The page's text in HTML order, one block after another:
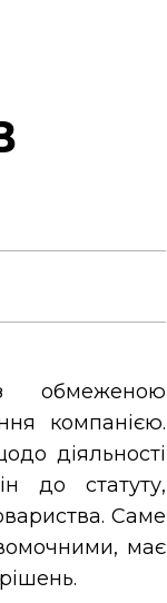
обмеженою
компанією.
діяльності
до статуту,
Саме
має